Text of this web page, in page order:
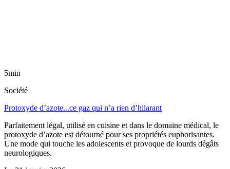
5min
Société
Protoxyde d’azote...ce gaz qui n’a rien d’hilarant
Parfaitement légal, utilisé en cuisine et dans le domaine médical, le
protoxyde d’azote est détourné pour ses propriétés euphorisantes.
Une mode qui touche les adolescents et provoque de lourds dégâts
neurologiques.